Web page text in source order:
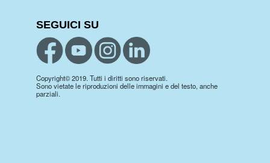
SEGUICI SU
Copyright© 2019. Tutti i diritti sono riservati.
Sono vietate le riproduzioni delle immagini e del testo, anche
parziali.